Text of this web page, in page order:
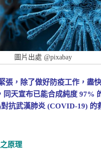
圖片出處 @pixabay
張，除了做好防疫工作，盡
同天宣布已能合成純度 97%
抗武漢肺炎 (COVID-19) 的
原理